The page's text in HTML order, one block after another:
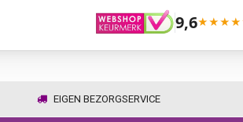
wij dit vooraf gemeld),
maar dat ging zonder
9,6★★★★
EIGEN BEZORGSERVICE